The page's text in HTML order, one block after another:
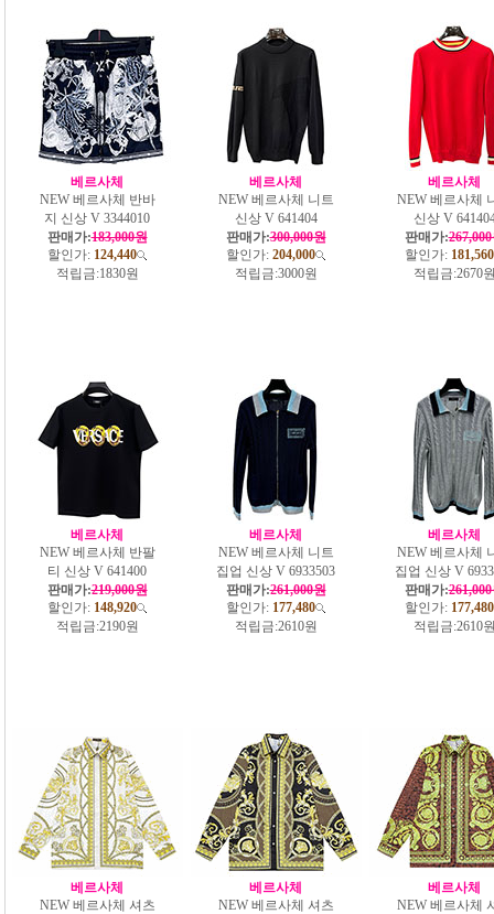
베르사체
NEW 베르사체 반바
지 신상 V 3344010
판매가:183,000원
할인가: 124,440
적립금:1830원
베르사체
NEW 베르사체 니트
신상 V 641404
판매가:300,000원
할인가: 204,000
적립금:3000원
베르사체
NEW 베르사체
신상 V
판매가:
할인가: 181,560
적립금:2670
베르사체
NEW 베르사체 반팔
티 신상 V 641400
판매가:219,000원
할인가: 148,920
적립금:2190원
베르사체
NEW 베르사체 니트
집업 신상 V 6933503
판매가:261,000원
할인가: 177,480
적립금:2610원
베르사체
NEW 베르사체
집업 신상 V
판매가:
할인가: 177,480
적립금:2610
베르사체
NEW 베르사체 셔츠
베르사체
NEW 베르사체 셔츠
베르사체
NEW 베르사체